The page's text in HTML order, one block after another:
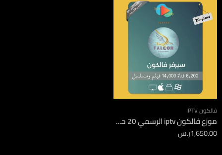
فالكون IPTV
موزع فالكون iptv الرسمي 20 حساب
1,650.00ر.س